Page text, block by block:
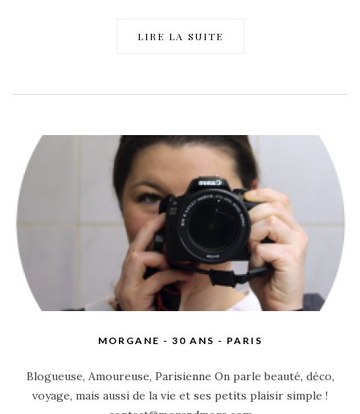
LIRE LA SUITE
MORGANE - 30 ANS - PARIS
Blogueuse, Amoureuse, Parisienne On parle beauté, déco,
voyage, mais aussi de la vie et ses petits plaisir simple !